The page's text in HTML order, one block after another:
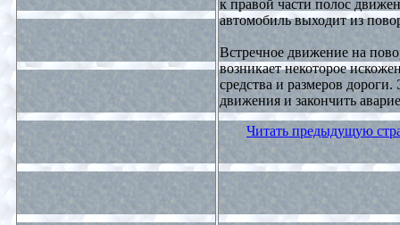
к правой части полос
автомобиль выходит из
Встречное движение на
возникает некоторое
средства и размеров
движения и закончить
Читать предыдущую